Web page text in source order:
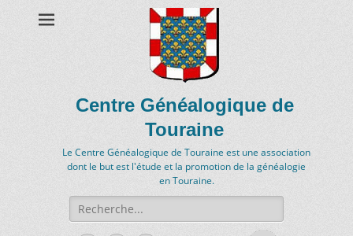
Centre Généalogique de
Touraine
Le Centre Généalogique de Touraine est une association
dont le but est l'étude et la promotion de la généalogie
en Touraine.
Recherche
de: